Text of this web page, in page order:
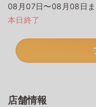
08月07日〜08月08日
本日終了
店舗情報